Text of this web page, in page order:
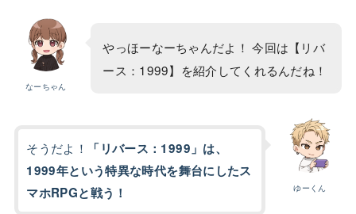
なーちゃん
やっほーなーちゃんだよ！ 今回は【リバ
ース：1999】を紹介してくれるんだね！
ゆーくん
そうだよ！
「リバース：1999」は、
1999年という特異な時代を舞台にしたス
マホRPGと戦う！